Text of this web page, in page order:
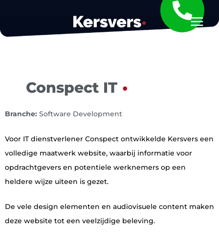
de
Conspect IT
Branche: Software Development
Voor IT dienstverlener Conspect ontwikkelde Kersvers een
volledige maatwerk website, waarbij informatie voor
opdrachtgevers en potentiele werknemers op een
heldere wijze uiteen is gezet.
De vele design elementen en audiovisuele content maken
deze website tot een veelzijdige beleving.